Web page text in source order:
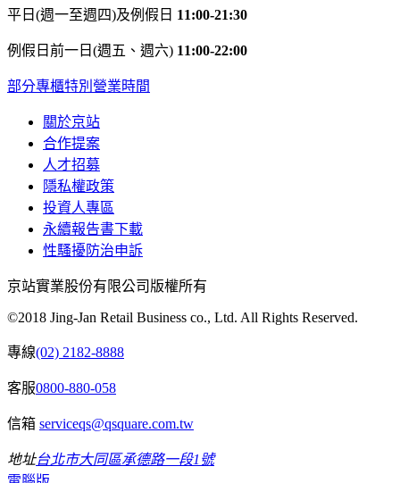
平日(週一至週四)及例假日 11:00-21:30
例假日前一日(週五、週六) 11:00-22:00
部分專櫃特別營業時間
關於京站
合作提案
人才招募
隱私權政策
投資人專區
永續報告書下載
性騷擾防治申訴
京站實業股份有限公司版權所有
©2018 Jing-Jan Retail Business co., Ltd. All Rights Reserved.
專線(02) 2182-8888
客服0800-880-058
信箱 serviceqs@qsquare.com.tw
地址台北市大同區承德路一段1號